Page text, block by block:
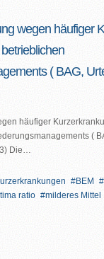
wegen häufiger
( BAG,
häufiger
(
Die…
BEM
ratio milderes Mittel